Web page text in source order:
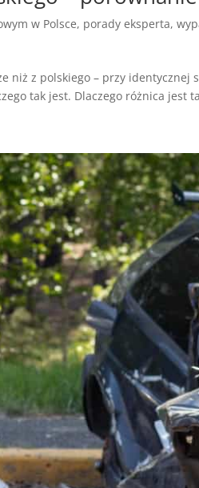
w Polsce, porady eksperta,
niż z polskiego – przy identycznej
tak jest. Dlaczego różnica jest